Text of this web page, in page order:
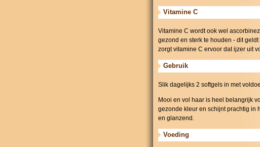
Vitamine C
Vitamine C wordt ook wel
gezond en sterk te houden - dit
zorgt vitamine C ervoor dat ijzer uit
Gebruik
Slik dagelijks 2 softgels in met
Mooi en vol haar is heel belangrijk
gezonde kleur en schijnt prachtig in
en glanzend.
Voeding